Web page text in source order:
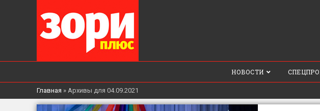
НОВОСТИ
Главная » Архивы для 04.09.2021